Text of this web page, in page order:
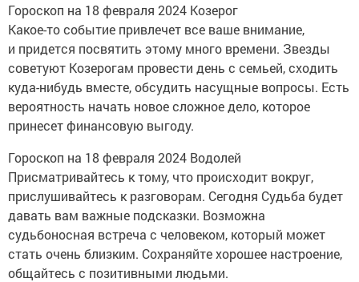
Гороскоп на 18 февраля 2024 Козерог
Какое-то событие привлечет все ваше внимание,
и придется посвятить этому много времени. Звезды
советуют Козерогам провести день с семьей, сходить
куда-нибудь вместе, обсудить насущные вопросы. Есть
вероятность начать новое сложное дело, которое
принесет финансовую выгоду.
Гороскоп на 18 февраля 2024 Водолей
Присматривайтесь к тому, что происходит вокруг,
прислушивайтесь к разговорам. Сегодня Судьба будет
давать вам важные подсказки. Возможна
судьбоносная встреча с человеком, который может
стать очень близким. Сохраняйте хорошее настроение,
общайтесь с позитивными людьми.